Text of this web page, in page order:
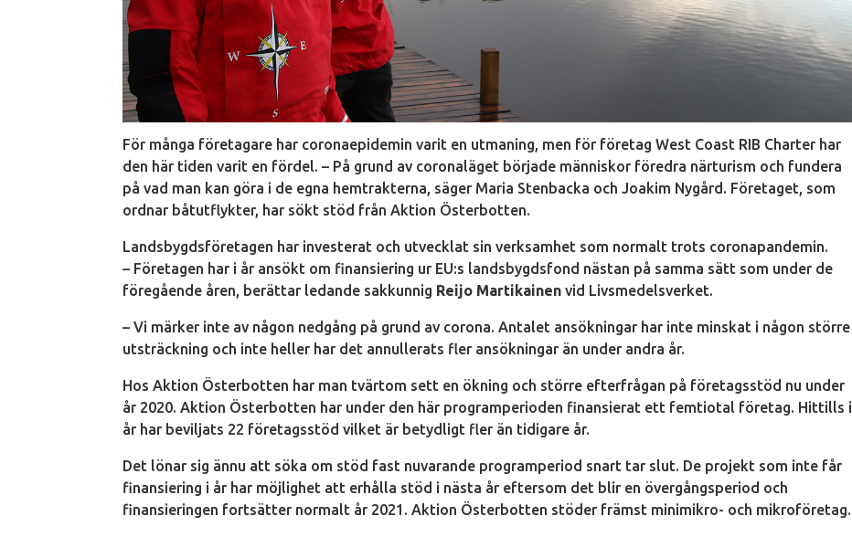
För många företagare har coronaepidemin varit en utmaning, men för företag West Coast RIB Charter har
den här tiden varit en fördel. – På grund av coronaläget började människor föredra närturism och fundera
på vad man kan göra i de egna hemtrakterna, säger Maria Stenbacka och Joakim Nygård. Företaget, som
ordnar båtutflykter, har sökt stöd från Aktion Österbotten.
Landsbygdsföretagen har investerat och utvecklat sin verksamhet som normalt trots coronapandemin.
– Företagen har i år ansökt om finansiering ur EU:s landsbygdsfond nästan på samma sätt som under de
föregående åren, berättar ledande sakkunnig Reijo Martikainen vid Livsmedelsverket.
– Vi märker inte av någon nedgång på grund av corona. Antalet ansökningar har inte minskat i någon större
utsträckning och inte heller har det annullerats fler ansökningar än under andra år.
Hos Aktion Österbotten har man tvärtom sett en ökning och större efterfrågan på företagsstöd nu under
år 2020. Aktion Österbotten har under den här programperioden finansierat ett femtiotal företag. Hittills i
år har beviljats 22 företagsstöd vilket är betydligt fler än tidigare år.
Det lönar sig ännu att söka om stöd fast nuvarande programperiod snart tar slut. De projekt som inte får
finansiering i år har möjlighet att erhålla stöd i nästa år eftersom det blir en övergångsperiod och
finansieringen fortsätter normalt år 2021. Aktion Österbotten stöder främst minimikro- och mikroföretag.